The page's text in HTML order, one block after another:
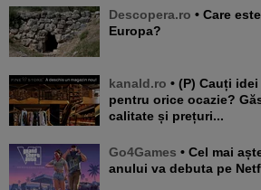
Descopera.ro • Care este cel mai vechi pod din
Europa?
kanald.ro • (P) Cauți idei de cadouri rafinate
pentru orice ocazie?
calitate și prețuri...
Go4Games • Cel mai așteptat joc video al
anului va debuta pe